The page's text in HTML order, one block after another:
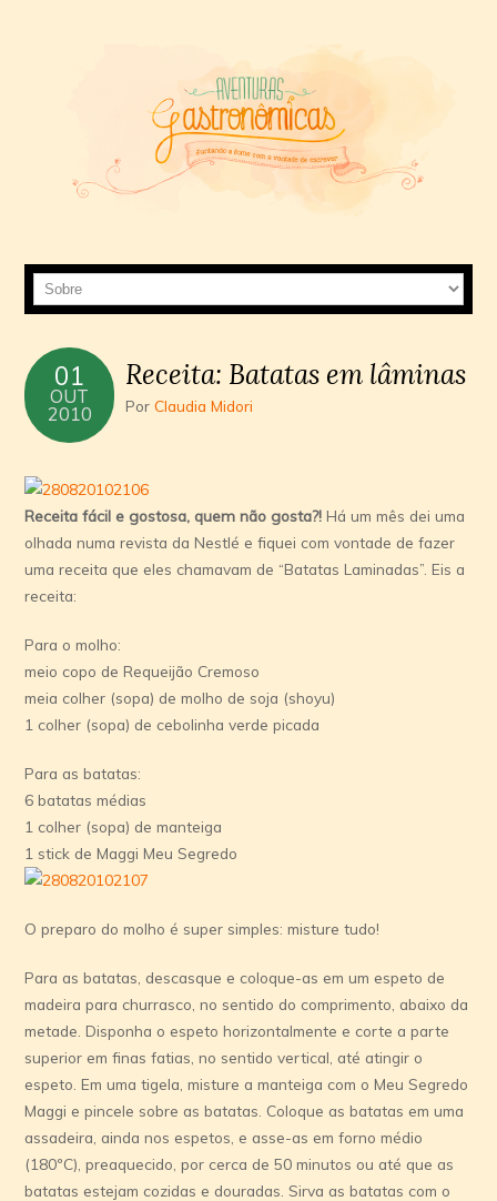
01
OUT
2010
Receita: Batatas em lâminas
PorClaudia Midori
Receita fácil e gostosa, quem não gosta?!Há um mês dei uma
olhada numa revista da Nestlé e fiquei com vontade de fazer
uma receita que eles chamavam de “Batatas Laminadas”. Eis a
receita:
Para o molho:
meio copo de Requeijão Cremoso
meia colher (sopa) de molho de soja (shoyu)
1 colher (sopa) de cebolinha verde picada
Para as batatas:
6 batatas médias
1 colher (sopa) de manteiga
1 stick de Maggi Meu Segredo
O preparo do molho é super simples: misture tudo!
Para as batatas, descasque e coloque-as em um espeto de
madeira para churrasco, no sentido do comprimento, abaixo da
metade. Disponha o espeto horizontalmente e corte a parte
superior em finas fatias, no sentido vertical, até atingir o
espeto. Em uma tigela, misture a manteiga com o Meu Segredo
Maggi e pincele sobre as batatas. Coloque as batatas em uma
assadeira, ainda nos espetos, e asse-as em forno médio
(180ºC), preaquecido, por cerca de 50 minutos ou até que as
batatas estejam cozidas e douradas. Sirva as batatas com o